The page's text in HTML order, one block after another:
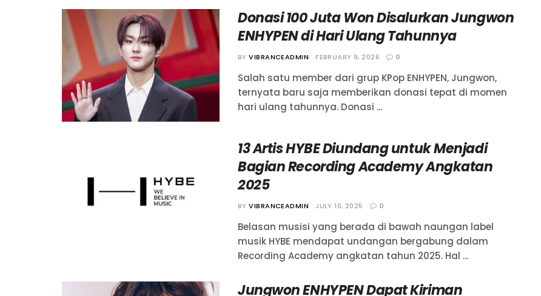
Donasi 100 Juta Won Disalurkan Jungwon
ENHYPEN di Hari Ulang Tahunnya
BY VIBRANCEADMIN FEBRUARY 9, 2026 0
Salah satu member dari grup KPop ENHYPEN, Jungwon,
ternyata baru saja memberikan donasi tepat di momen
hari ulang tahunnya. Donasi ...
13 Artis HYBE Diundang untuk Menjadi
Bagian Recording Academy Angkatan
2025
BY VIBRANCEADMIN JULY 10, 2025 0
Belasan musisi yang berada di bawah naungan label
musik HYBE mendapat undangan bergabung dalam
Recording Academy angkatan tahun 2025. Hal ...
Jungwon ENHYPEN Dapat Kiriman